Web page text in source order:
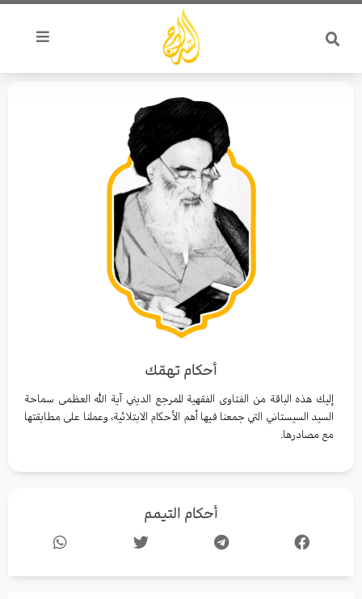
تخطي
المحتوى
أحكام تهمّك
إليك هذه الباقة من الفتاوى الفقهية للمرجع الديني آية الله العظمى سماحة
السيد السيستاني التي جمعنا فيها أهم الأحكام الابتلائية، وعملنا على مطابقتها
مع مصادرها.
أحكام التيمم